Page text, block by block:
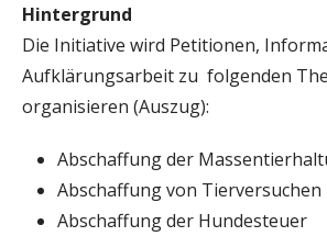
Hintergrund
Die Initiative wird Petitionen,
Aufklärungsarbeit zu folgenden
organisieren (Auszug):
Abschaffung der
Abschaffung von Tierversuchen
Abschaffung der Hundesteuer